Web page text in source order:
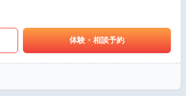
体験・相談予約